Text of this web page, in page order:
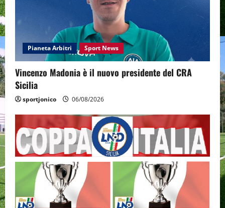
Pianeta Arbitri Sport News
Vincenzo Madonia è il nuovo presidente del CRA
Sicilia
sportjonico 06/08/2026